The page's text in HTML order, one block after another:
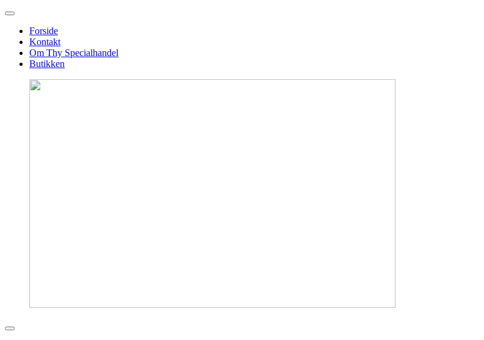
Forside
Kontakt
Om Thy Specialhandel
Butikken